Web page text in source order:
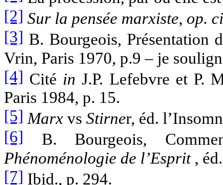
[2] Sur la pensée marxiste, op.
[3] B. Bourgeois, Présentation
Vrin, Paris 1970, p.9 – je
[4] Cité in J.P. Lefebvre et P.
Paris 1984, p. 15.
[5] Marx vs Stirner, éd.
[6] B. Bourgeois,
Phénoménologie de l’Esprit,
[7] Ibid., p. 294.